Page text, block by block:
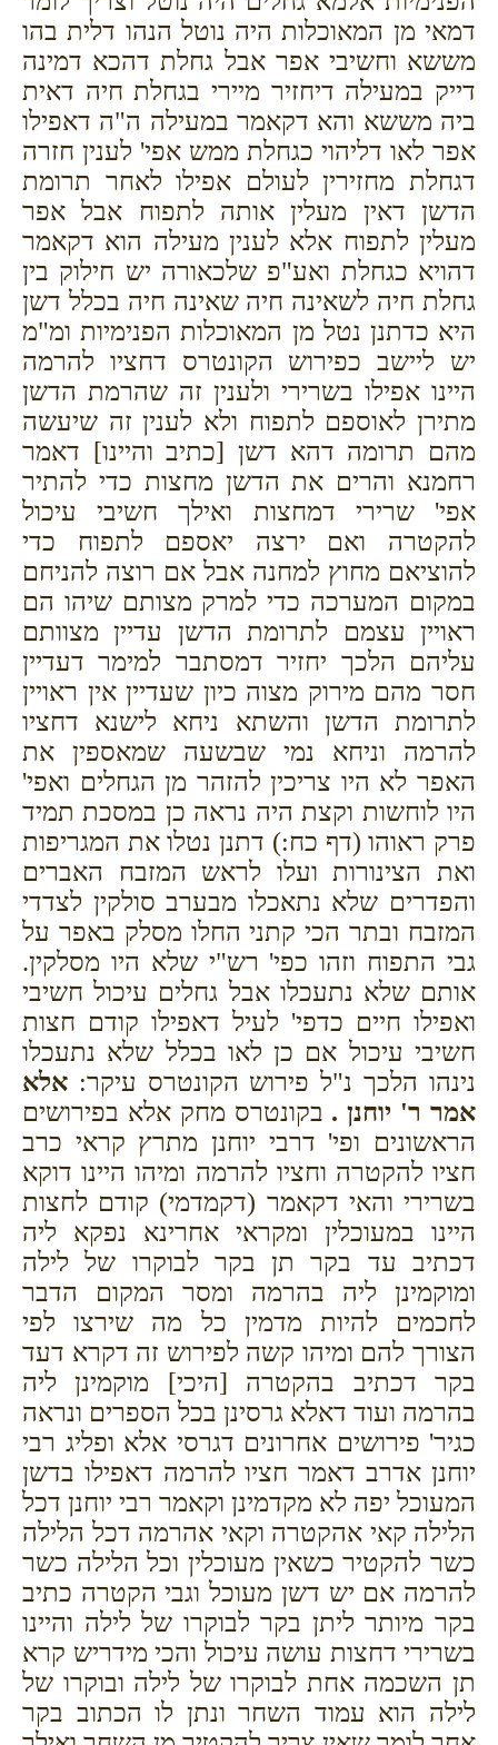
דמאי מן המאוכלות היה נוטל הנהו דלית בהו
מששא וחשיבי אפר אבל גחלת דהכא דמינה
דייק במעילה דיחזיר מיירי בגחלת חיה דאית
ביה מששא והא דקאמר במעילה ה"ה דאפילו
אפר לאו דליהוי כגחלת ממש אפי' לענין חזרה
דגחלת מחזירין לעולם אפילו לאחר תרומת
הדשן דאין מעלין אותה לתפוח אבל אפר
מעלין לתפוח אלא לענין מעילה הוא דקאמר
דהויא כגחלת ואע"פ שלכאורה יש חילוק בין
גחלת חיה לשאינה חיה שאינה חיה בכלל דשן
היא כדתנן נטל מן המאוכלות הפנימיות ומ"מ
יש ליישב כפירוש הקונטרס דחציו להרמה
היינו אפילו בשרירי ולענין זה שהרמת הדשן
מתירן לאוספם לתפוח ולא לענין זה שיעשה
מהם תרומה דהא דשן [כתיב והיינו] דאמר
רחמנא והרים את הדשן מחצות כדי להתיר
אפי' שרירי דמחצות ואילך חשיבי עיכול
להקטרה ואם ירצה יאספם לתפוח כדי
להוציאם מחוץ למחנה אבל אם רוצה להניחם
במקום המערכה כדי למרק מצותם שיהו הם
ראויין עצמם לתרומת הדשן עדיין מצוותם
עליהם הלכך יחזיר דמסתבר למימר דעדיין
חסר מהם מירוק מצוה כיון שעדיין אין ראויין
לתרומת הדשן והשתא ניחא לישנא דחציו
להרמה וניחא נמי שבשעה שמאספין את
האפר לא היו צריכין להזהר מן הגחלים ואפי'
היו לוחשות וקצת היה נראה כן במסכת תמיד
פרק ראוהו (דף כח:) דתנן נטלו את המגריפות
ואת הצינורות ועלו לראש המזבח האברים
והפדרים שלא נתאכלו מבערב סולקין לצדדי
המזבח ובתר הכי קתני החלו מסלק באפר על
גבי התפוח וזהו כפי' רש"י שלא היו מסלקין.
אותם שלא נתעכלו אבל גחלים עיכול חשיבי
ואפילו חיים כדפי' לעיל דאפילו קודם חצות
חשיבי עיכול אם כן לאו בכלל שלא נתעכלו
נינהו הלכך נ"ל פירוש הקונטרס עיקר: אלא
אמר ר' יוחנן . בקונטרס מחק אלא בפירושים
הראשונים ופי' דרבי יוחנן מתרץ קראי כרב
חציו להקטרה וחציו להרמה ומיהו היינו דוקא
בשרירי והאי דקאמר (דקמדמי) קודם לחצות
היינו במעוכלין ומקראי אחרינא נפקא ליה
דכתיב עד בקר תן בקר לבוקרו של לילה
ומוקמינן ליה בהרמה ומסר המקום הדבר
לחכמים להיות מדמין כל מה שירצו לפי
הצורך להם ומיהו קשה לפירוש זה דקרא דעד
בקר דכתיב בהקטרה [היכי] מוקמינן ליה
בהרמה ועוד דאלא גרסינן בכל הספרים ונראה
כגיר' פירושים אחרונים דגרסי אלא ופליג רבי
יוחנן אדרב דאמר חציו להרמה דאפילו בדשן
המעוכל יפה לא מקדמינן וקאמר רבי יוחנן דכל
הלילה קאי אהקטרה וקאי אהרמה דכל הלילה
כשר להקטיר כשאין מעוכלין וכל הלילה כשר
להרמה אם יש דשן מעוכל וגבי הקטרה כתיב
בקר מיותר ליתן בקר לבוקרו של לילה והיינו
בשרירי דחצות עושה עיכול והכי מידריש קרא
תן השכמה אחת לבוקרו של לילה ובוקרו של
לילה הוא עמוד השחר ונתן לו הכתוב בקר